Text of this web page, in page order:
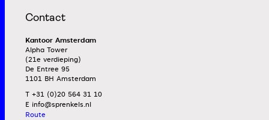
Contact
Kantoor Amsterdam
Alpha Tower
(21e verdieping)
De Entree 95
1101 BH Amsterdam
T +31 (0)20 564 31 10
E
Route